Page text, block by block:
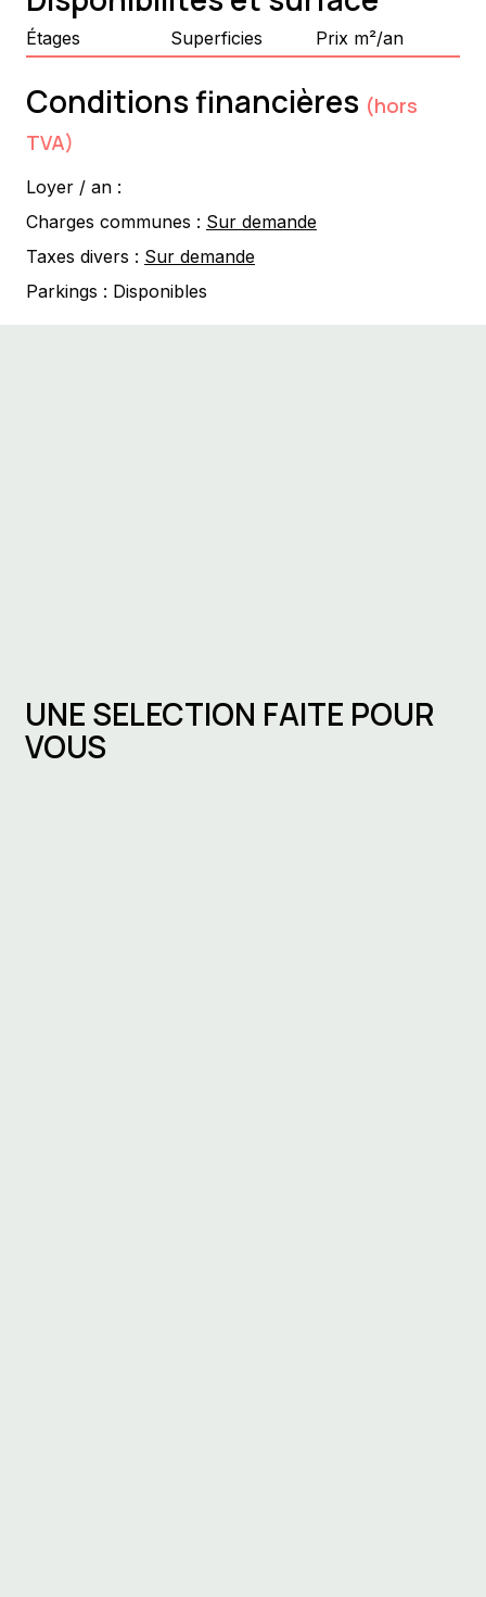
Étages Superficies Prix m²/an
Conditions financières (hors
TVA)
Loyer / an :
Charges communes : Sur demande
Taxes divers : Sur demande
Parkings : Disponibles
UNE SELECTION FAITE POUR
VOUS